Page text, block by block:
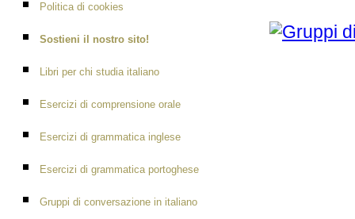
Politica di cookies
Sostieni il nostro sito!
Libri per chi studia italiano
Esercizi di comprensione orale
Esercizi di grammatica inglese
Esercizi di grammatica portoghese
Gruppi di conversazione in italiano